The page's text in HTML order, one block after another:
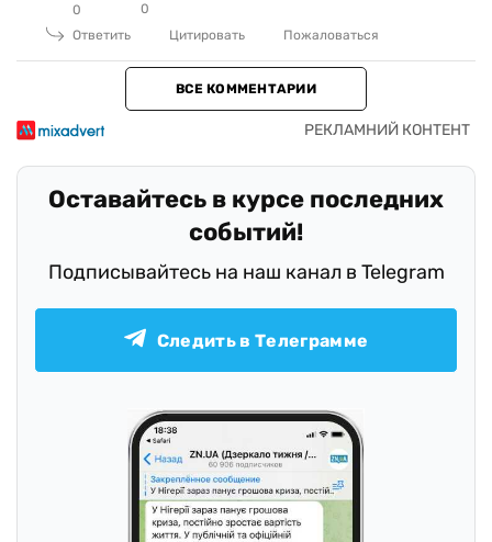
0
0
Ответить
Цитировать Пожаловаться
ВСЕ КОММЕНТАРИИ
Оставайтесь в курсе последних
событий!
Подписывайтесь на наш канал в Telegram
Следить в Телеграмме